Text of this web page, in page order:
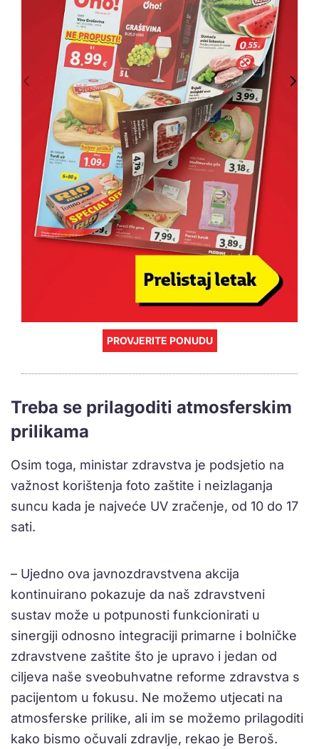
PROVJERITE PONUDU
Treba se prilagoditi atmosferskim
prilikama
Osim toga, ministar zdravstva je podsjetio na
važnost korištenja foto zaštite i neizlaganja
suncu kada je najveće UV zračenje, od 10 do 17
sati.
– Ujedno ova javnozdravstvena akcija
kontinuirano pokazuje da naš zdravstveni
sustav može u potpunosti funkcionirati u
sinergiji odnosno integraciji primarne i bolničke
zdravstvene zaštite što je upravo i jedan od
ciljeva naše sveobuhvatne reforme zdravstva s
pacijentom u fokusu. Ne možemo utjecati na
atmosferske prilike, ali im se možemo prilagoditi
kako bismo očuvali zdravlje, rekao je Beroš.